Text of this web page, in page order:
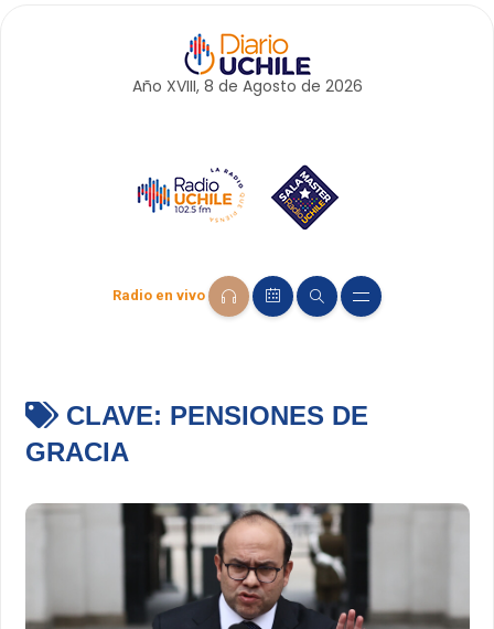
Año XVIII, 8 de Agosto de 2026
Radio en vivo
CLAVE: PENSIONES DE
GRACIA